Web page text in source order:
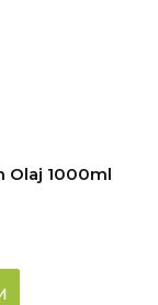
Olaj 1000ml